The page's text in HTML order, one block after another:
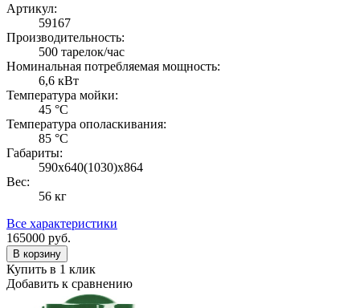
Артикул:
59167
Производительность:
500 тарелок/час
Номинальная потребляемая мощность:
6,6 кВт
Температура мойки:
45 °С
Температура ополаскивания:
85 °С
Габариты:
590х640(1030)х864
Вес:
56 кг
Все характеристики
165000 руб.
В корзину
Купить в 1 клик
Добавить к сравнению